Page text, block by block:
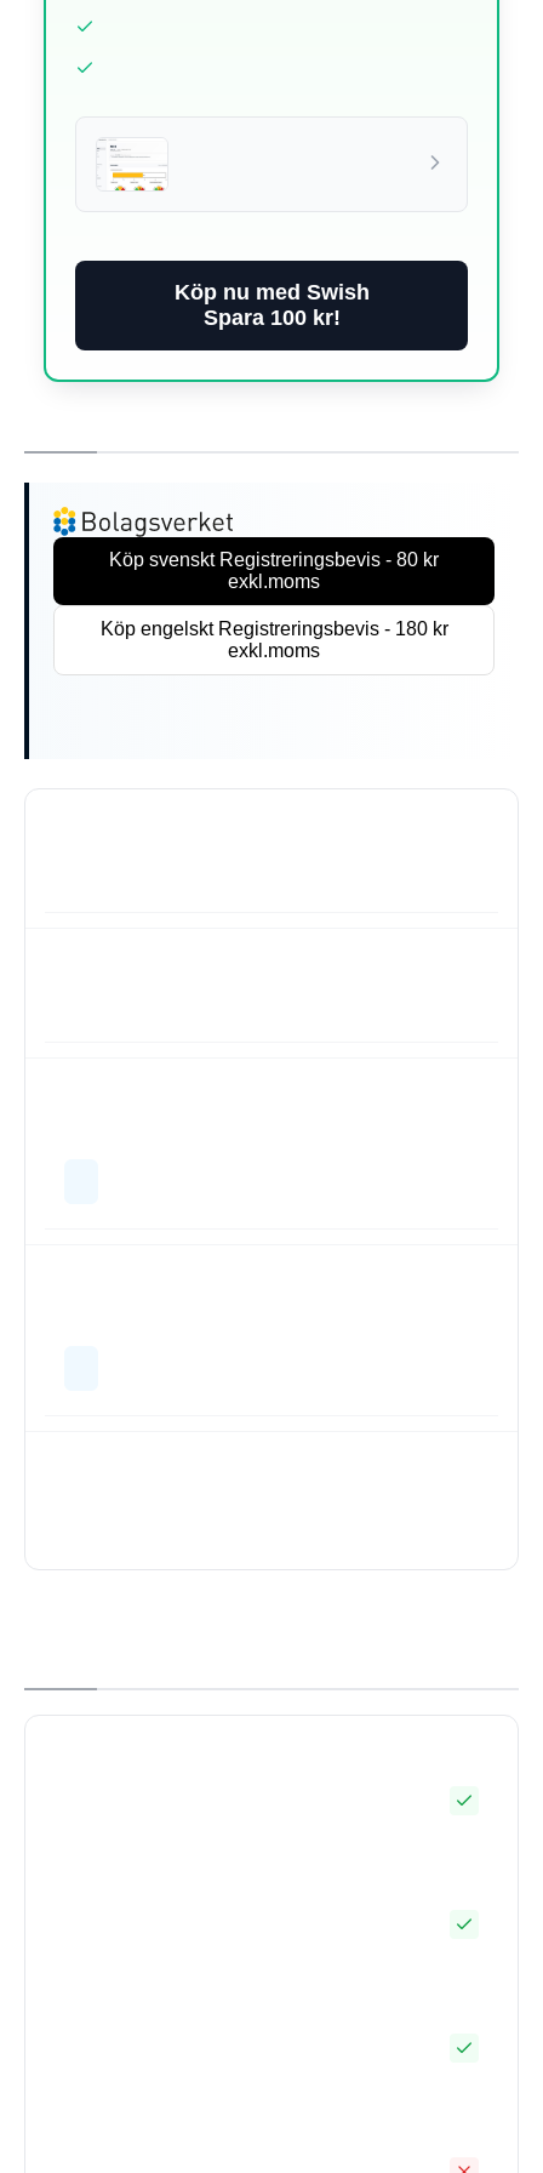
Köp nu med Swish
Spara 100 kr!
Köp svenskt Registreringsbevis - 80 kr
exkl.moms
Köp engelskt Registreringsbevis - 180 kr
exkl.moms